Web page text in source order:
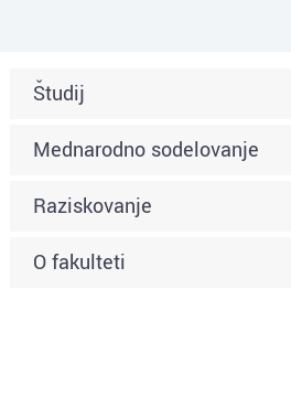
Študij
Mednarodno sodelovanje
Raziskovanje
O fakulteti